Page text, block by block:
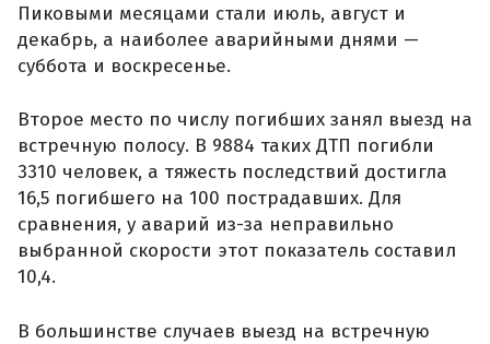
Пиковыми месяцами стали июль, август и
декабрь, а наиболее аварийными днями —
суббота и воскресенье.
Второе место по числу погибших занял выезд на
встречную полосу. В 9884 таких ДТП погибли
3310 человек, а тяжесть последствий достигла
16,5 погибшего на 100 пострадавших. Для
сравнения, у аварий из-за неправильно
выбранной скорости этот показатель составил
10,4.
В большинстве случаев выезд на встречную